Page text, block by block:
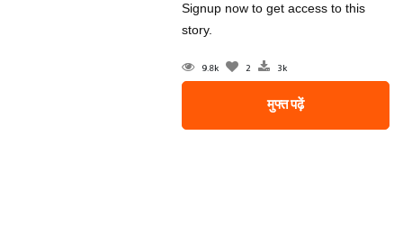
Signup now to get access to this
story.
9.8k 2 3k
मुफ्त पढ़ें